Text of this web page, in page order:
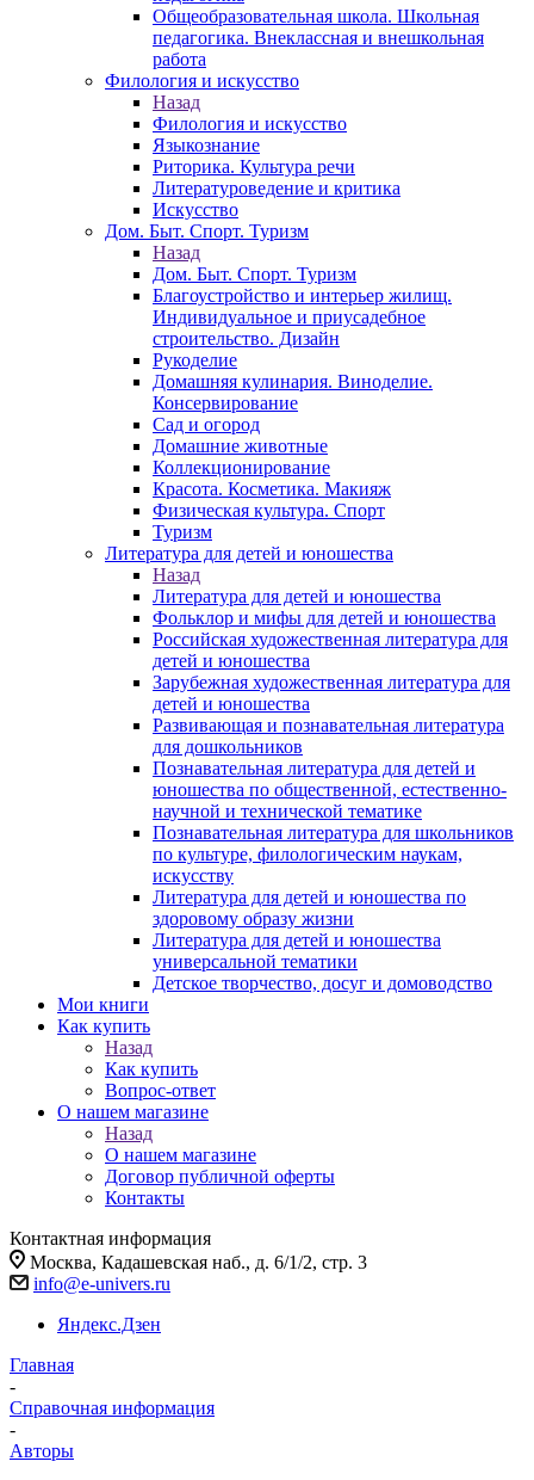
Общеобразовательная школа. Школьная
педагогика. Внеклассная и внешкольная
работа
Филология и искусство
Назад
Филология и искусство
Языкознание
Риторика. Культура речи
Литературоведение и критика
Искусство
Дом. Быт. Спорт. Туризм
Назад
Дом. Быт. Спорт. Туризм
Благоустройство и интерьер жилищ.
Индивидуальное и приусадебное
строительство. Дизайн
Рукоделие
Домашняя кулинария. Виноделие.
Консервирование
Сад и огород
Домашние животные
Коллекционирование
Красота. Косметика. Макияж
Физическая культура. Спорт
Туризм
Литература для детей и юношества
Назад
Литература для детей и юношества
Фольклор и мифы для детей и юношества
Российская художественная литература для
детей и юношества
Зарубежная художественная литература для
детей и юношества
Развивающая и познавательная литература
для дошкольников
Познавательная литература для детей и
юношества по общественной, естественно-
научной и технической тематике
Познавательная литература для школьников
по культуре, филологическим наукам,
искусству
Литература для детей и юношества по
здоровому образу жизни
Литература для детей и юношества
универсальной тематики
Детское творчество, досуг и домоводство
Мои книги
Как купить
Назад
Как купить
Вопрос-ответ
О нашем магазине
Назад
О нашем магазине
Договор публичной оферты
Контакты
Контактная информация
Москва, Кадашевская наб., д. 6/1/2, стр. 3
info@e-univers.ru
Яндекс.Дзен
Главная
-
Справочная информация
-
Авторы